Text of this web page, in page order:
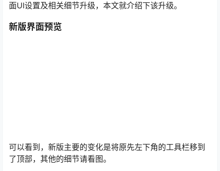
面UI设置及相关细节升级，本文就介绍下该升级。
新版界面预览
可以看到，新版主要的变化是将原先左下角的工具栏移到
了顶部，其他的细节请看图。